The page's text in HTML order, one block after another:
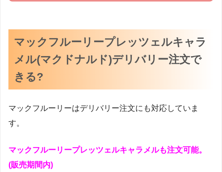
マックフルーリープレッツェルキャラ
メル(マクドナルド)デリバリー注文で
きる?
マックフルーリーはデリバリー注文にも対応していま
す。
マックフルーリープレッツェルキャラメルも注文可能。
(販売期間内)